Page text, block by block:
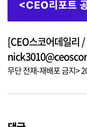
[CEO스코어데일리
무단 전재-재배포 금지>